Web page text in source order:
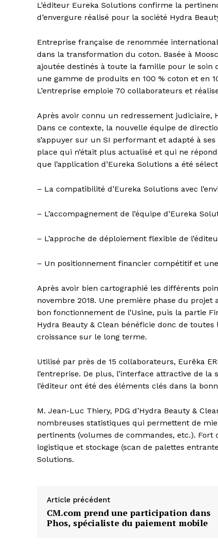
L’éditeur Eureka Solutions confirme la
d’envergure réalisé pour la société Hydra
Entreprise française de renommée
dans la transformation du coton. Basée à
ajoutée destinés à toute la famille pour le soin
une gamme de produits en 100 % coton et en
L’entreprise emploie 70 collaborateurs et
Après avoir connu un redressement judiciaire,
Dans ce contexte, la nouvelle équipe de
s’appuyer sur un SI performant et adapté à
place qui n’était plus actualisé et qui ne
que l’application d’Eureka Solutions a été
– La compatibilité d’Eureka Solutions avec
– L’accompagnement de l’équipe d’Eureka
– L’approche de déploiement flexible de
– Un positionnement financier compétitif et
Après avoir bien cartographié les différents
novembre 2018. Une première phase du
bon fonctionnement de l’Usine, puis la partie
Hydra Beauty & Clean bénéficie donc de
croissance sur le long terme.
Utilisé par près de 15 collaborateurs, Eurêka
l’entreprise. De plus, l’interface attractive de
l’éditeur ont été des éléments clés dans la
M. Jean-Luc Thiery, PDG d’Hydra Beauty &
nombreuses statistiques qui permettent de
pertinents (volumes de commandes, etc.).
logistique et stockage (scan de palettes
Solutions.
Article précédent
CM.com prend une participation dans
Phos, spécialiste du paiement mobile